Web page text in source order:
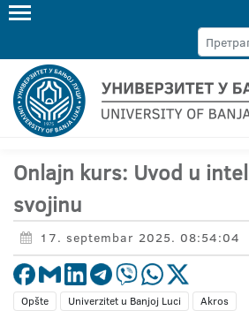
Onlajn kurs: Uvod u
svojinu
17. septembar 2025. 08:54:04
Opšte Univerzitet u Banjoj Luci Akros